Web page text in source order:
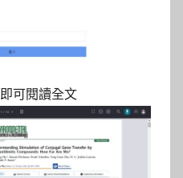
即可閱讀全文